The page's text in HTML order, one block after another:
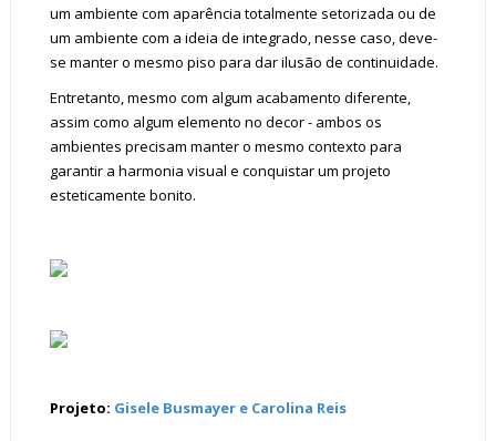
um ambiente com aparência totalmente setorizada ou de
um ambiente com a ideia de integrado, nesse caso, deve-
se manter o mesmo piso para dar ilusão de continuidade.
Entretanto, mesmo com algum acabamento diferente,
assim como algum elemento no decor - ambos os
ambientes precisam manter o mesmo contexto para
garantir a harmonia visual e conquistar um projeto
esteticamente bonito.
Projeto: Gisele Busmayer e Carolina Reis